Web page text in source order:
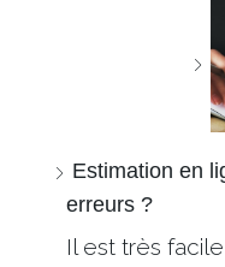
Estimation en
erreurs ?
Il est très